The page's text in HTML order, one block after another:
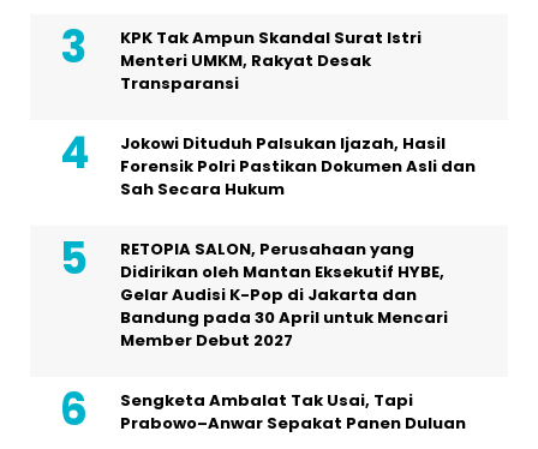
KPK Tak Ampun Skandal Surat Istri
Menteri UMKM, Rakyat Desak
Transparansi
Jokowi Dituduh Palsukan Ijazah, Hasil
Forensik Polri Pastikan Dokumen Asli dan
Sah Secara Hukum
RETOPIA SALON, Perusahaan yang
Didirikan oleh Mantan Eksekutif HYBE,
Gelar Audisi K-Pop di Jakarta dan
Bandung pada 30 April untuk Mencari
Member Debut 2027
Sengketa Ambalat Tak Usai, Tapi
Prabowo–Anwar Sepakat Panen Duluan